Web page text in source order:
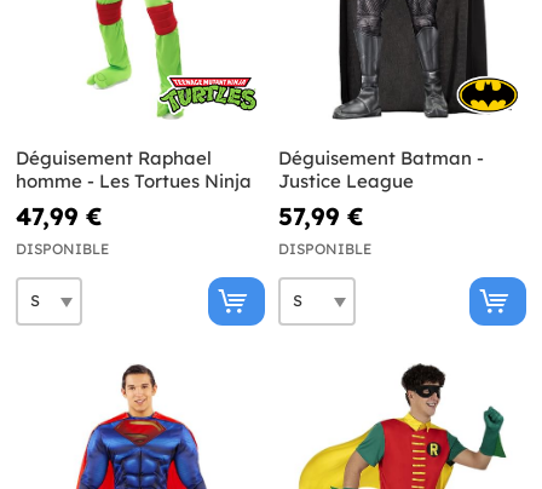
Déguisement Raphael
homme - Les Tortues Ninja
47,99 €
DISPONIBLE
Déguisement Batman -
Justice League
57,99 €
DISPONIBLE